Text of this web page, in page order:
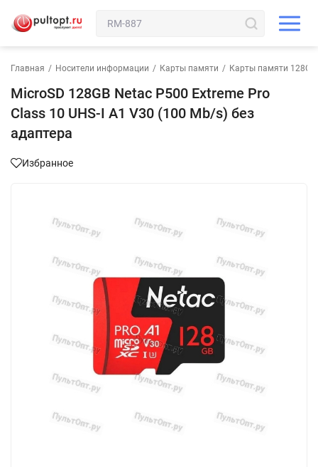
Главная / Носители информации / Карты памяти / Карты памяти 128GB
MicroSD 128GB Netac P500 Extreme Pro
Class 10 UHS-I A1 V30 (100 Mb/s) без
адаптера
Избранное